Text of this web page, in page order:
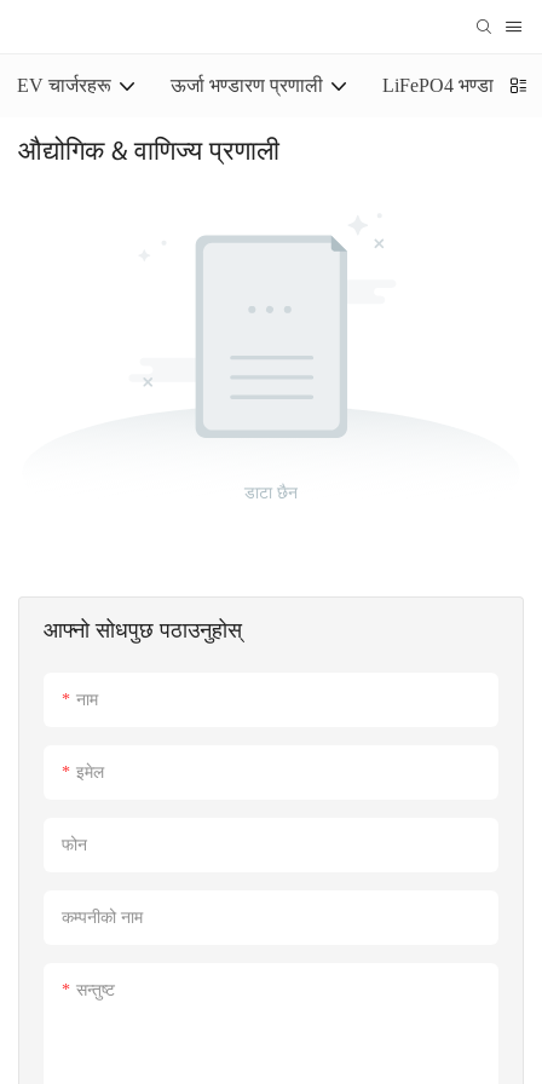
EV चार्जरहरू ऊर्जा भण्डारण प्रणाली LiFePO4 भण्डारण
औद्योगिक & वाणिज्य प्रणाली
आफ्नो सोधपुछ पठाउनुहोस्
नाम
इमेल
फोन
कम्पनीको नाम
सन्तुष्ट
डाटा छैन